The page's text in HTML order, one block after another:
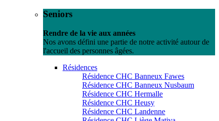
Seniors
Rendre de la vie aux années
Nos avons défini une partie de notre activité autour de
l'accueil des personnes âgées.
Résidences
Résidence CHC Banneux Fawes
Résidence CHC Banneux Nusbaum
Résidence CHC Hermalle
Résidence CHC Heusy
Résidence CHC Landenne